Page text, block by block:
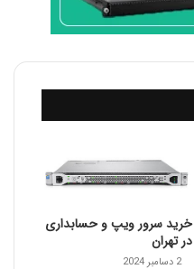
خرید سرور ویپ و حسابداری
در تهران
2 دسامبر 2024